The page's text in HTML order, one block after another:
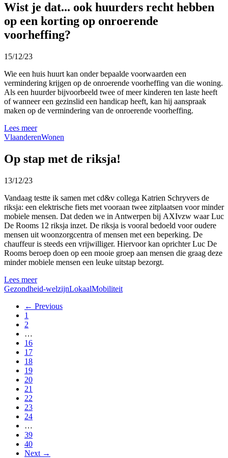
Wist je dat... ook huurders recht hebben
op een korting op onroerende
voorheffing?
15/12/23
Wie een huis huurt kan onder bepaalde voorwaarden een
vermindering krijgen op de onroerende voorheffing van die woning.
Als een huurder bijvoorbeeld twee of meer kinderen ten laste heeft
of wanneer een gezinslid een handicap heeft, kan hij aanspraak
maken op de vermindering van de onroerende voorheffing.
Lees meer
VlaanderenWonen
Op stap met de riksja!
13/12/23
Vandaag testte ik samen met cd&v collega Katrien Schryvers de
riksja: een elektrische fiets met vooraan twee zitplaatsen voor minder
mobiele mensen. Dat deden we in Antwerpen bij AXIvzw waarLuc
De Rooms 12 riksja inzet. De riksja is vooral bedoeld voor oudere
mensen uit woonzorgcentra of mensen met een beperking. De
chauffeur is steeds een vrijwilliger. Hiervoor kan oprichter Luc De
Rooms beroep doen op een mooie groep aan mensen die graag deze
minder mobiele mensen een leuke uitstap bezorgt.
Lees meer
Gezondheid-welzijnLokaalMobiliteit
← Previous
1
2
…
16
17
18
19
20
21
22
23
24
…
39
40
Next →